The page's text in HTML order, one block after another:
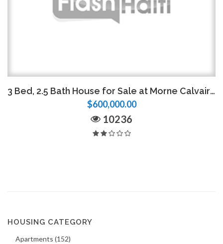
3 Bed, 2.5 Bath House for Sale at Morne Calvaire
$600,000.00
10236
HOUSING CATEGORY
Apartments (152)